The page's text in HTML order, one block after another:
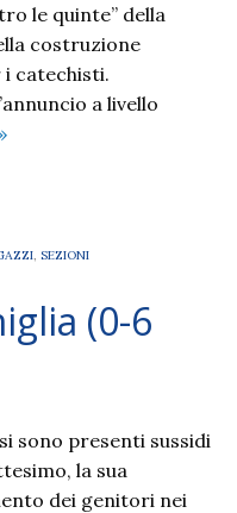
le quinte” della
costruzione
catechisti.
a livello
Scuola
2018)
»
, SEZIONI
(0-6
sono presenti sussidi
la sua
dei genitori nei